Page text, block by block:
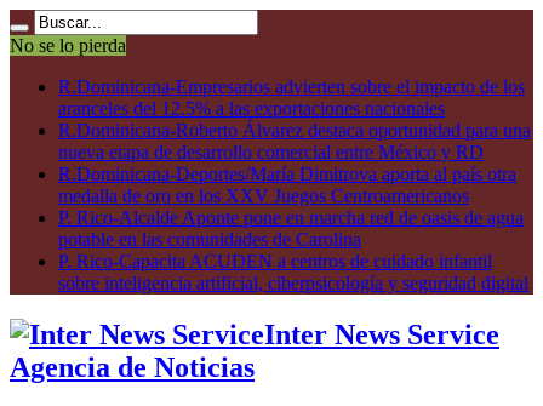
No se lo pierda
R.Dominicana-Empresarios advierten sobre el impacto de los
aranceles del 12.5% a las exportaciones nacionales
R.Dominicana-Roberto Álvarez destaca oportunidad para una
nueva etapa de desarrollo comercial entre México y RD
R.Dominicana-Deportes/María Dimitrova aporta al país otra
medalla de oro en los XXV Juegos Centroamericanos
P. Rico-Alcalde Aponte pone en marcha red de oasis de agua
potable en las comunidades de Carolina
P. Rico-Capacita ACUDEN a centros de cuidado infantil
sobre inteligencia artificial, ciberpsicología y seguridad digital
Inter News Service
Agencia de Noticias